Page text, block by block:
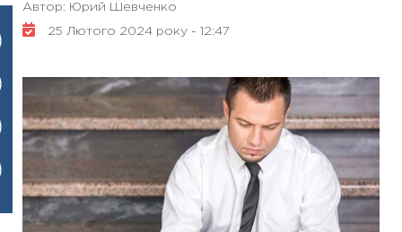
Автор: Юрий Шевченко
25 Лютого 2024 року - 12:47